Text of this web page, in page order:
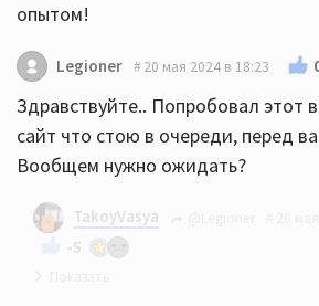
опытом!
Legioner 20 мая 2024 в 18:23
Здравствуйте.. Попробовал этот
сайт что стою в очереди, перед
Вообщем нужно ожидать?
TakoyVasya
-5